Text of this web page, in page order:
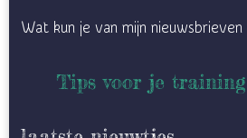
Wat kun je van mijn
Tips voor je training